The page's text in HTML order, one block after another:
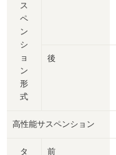
ス
ペ
ン
シ
ョ
ン
形
式
後
高性能サスペンション
タ 前